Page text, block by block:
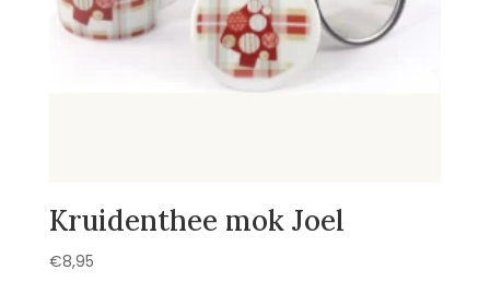
Kruidenthee mok Joel
€8,95